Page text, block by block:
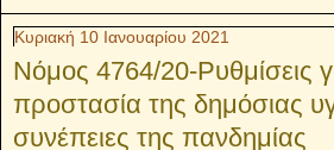
Κυριακή 10 Ιανουαρίου 2021
Νόμος 4764/20-Ρυθμίσεις
προστασία της δημόσιας
συνέπειες της πανδημίας